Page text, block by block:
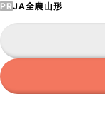
PRJA全農山形